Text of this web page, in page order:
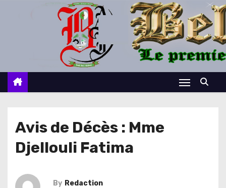
c
Avis de Décès : Mme
Djellouli Fatima
By Redaction